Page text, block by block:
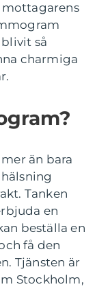
så
charmiga
än bara
Tanken
en
beställa en
få den
Tjänsten är
Stockholm,